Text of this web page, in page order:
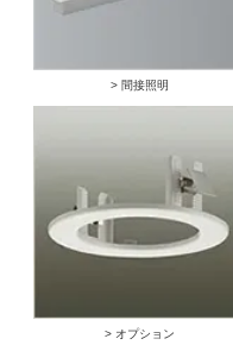
> 間接照明
> オプション